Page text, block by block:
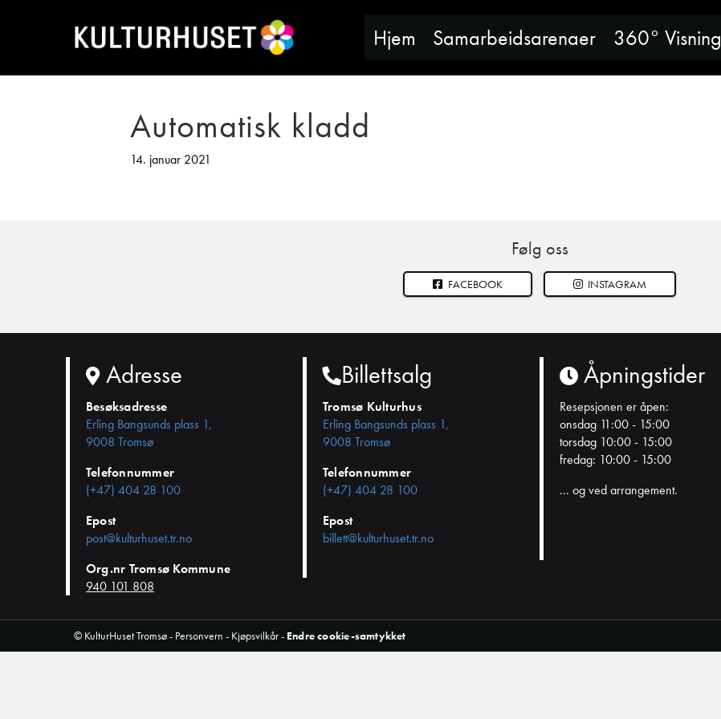
Hjem Samarbeidsarenaer 360° Visning
Automatisk kladd
14. januar 2021
Følg oss
FACEBOOK INSTAGRAM
Adresse
Besøksadresse
Erling Bangsunds plass 1,
9008 Tromsø
Telefonnummer
(+47) 404 28 100
Epost
post@kulturhuset.tr.no
Org.nr Tromsø Kommune
940 101 808
Billettsalg
Tromsø Kulturhus
Erling Bangsunds plass 1,
9008 Tromsø
Telefonnummer
(+47) 404 28 100
Epost
billett@kulturhuset.tr.no
Åpningstider
Resepsjonen er åpen:
onsdag 11:00 - 15:00
torsdag 10:00 - 15:00
fredag: 10:00 - 15:00
... og ved arrangement.
© KulturHuset Tromsø - Personvern - Kjøpsvilkår- Endre cookie-samtykket